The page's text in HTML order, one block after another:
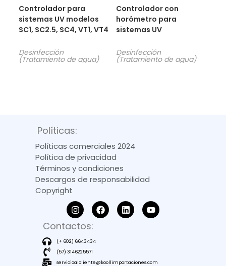
Controlador para
sistemas UV modelos
SC1, SC2.5, SC4, VT1, VT4
Desinfección
(Tratamiento de agua)
Controlador con
horómetro para
sistemas UV
Desinfección
(Tratamiento de agua)
Políticas:
Políticas comerciales 2024
Política de privacidad
Términos y condiciones
Descargos de responsabilidad
Copyright
Contactos:
(+ 602) 6643434
(57) 3146225571
servicioalcliente@koollimportaciones.com